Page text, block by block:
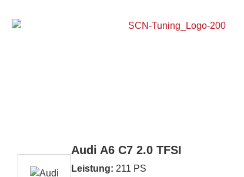
Audi A6 C7 2.0 TFSI
Leistung: 211 PS